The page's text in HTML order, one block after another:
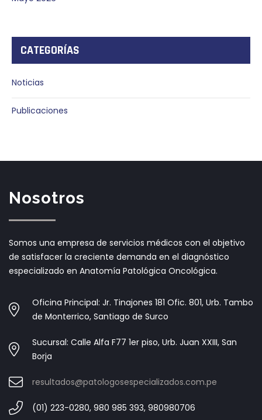
CATEGORÍAS
Noticias
Publicaciones
Nosotros
Somos una empresa de servicios médicos con el objetivo
de satisfacer la creciente demanda en el diagnóstico
especializado en Anatomía Patológica Oncológica.
Oficina Principal: Jr. Tinajones 181 Ofic. 801, Urb. Tambo
de Monterrico, Santiago de Surco
Sucursal: Calle Alfa F77 1er piso, Urb. Juan XXIII, San
Borja
resultados@patologosespecializados.com.pe
(01) 223-0280, 980 985 393, 980980706